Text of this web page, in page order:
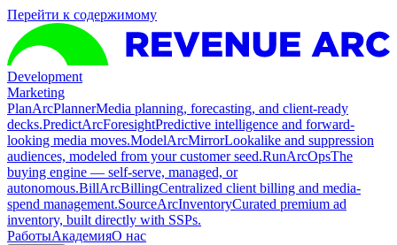
Перейти к содержимому
Development
Marketing
PlanArcPlannerMedia planning, forecasting, and client-ready
decks.PredictArcForesightPredictive intelligence and forward-
looking media moves.ModelArcMirrorLookalike and suppression
audiences, modeled from your customer seed.RunArcOpsThe
buying engine — self-serve, managed, or
autonomous.BillArcBillingCentralized client billing and media-
spend management.SourceArcInventoryCurated premium ad
inventory, built directly with SSPs.
РаботыАкадемияО нас